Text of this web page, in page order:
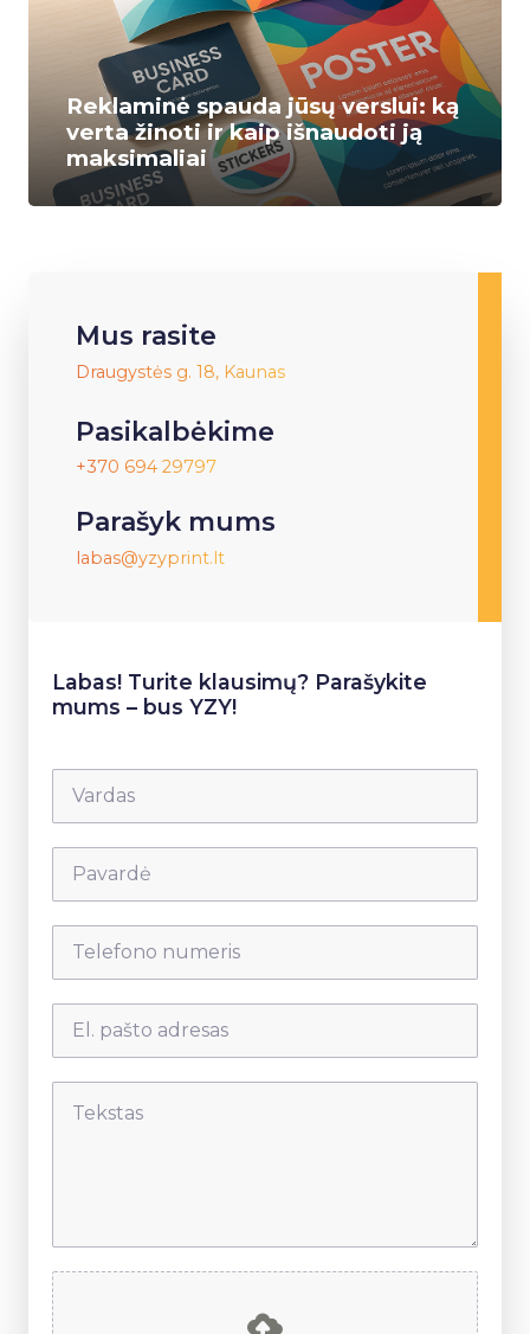
Reklaminė spauda jūsų verslui: ką
verta žinoti ir kaip išnaudoti ją
maksimaliai
Mus rasite
Draugystės g. 18, Kaunas
Pasikalbėkime
+370 694 29797
Parašyk mums
labas@yzyprint.lt
Labas! Turite klausimų? Parašykite
mums – bus YZY!